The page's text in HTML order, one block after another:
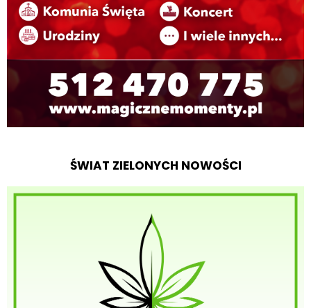
ŚWIAT ZIELONYCH NOWOŚCI